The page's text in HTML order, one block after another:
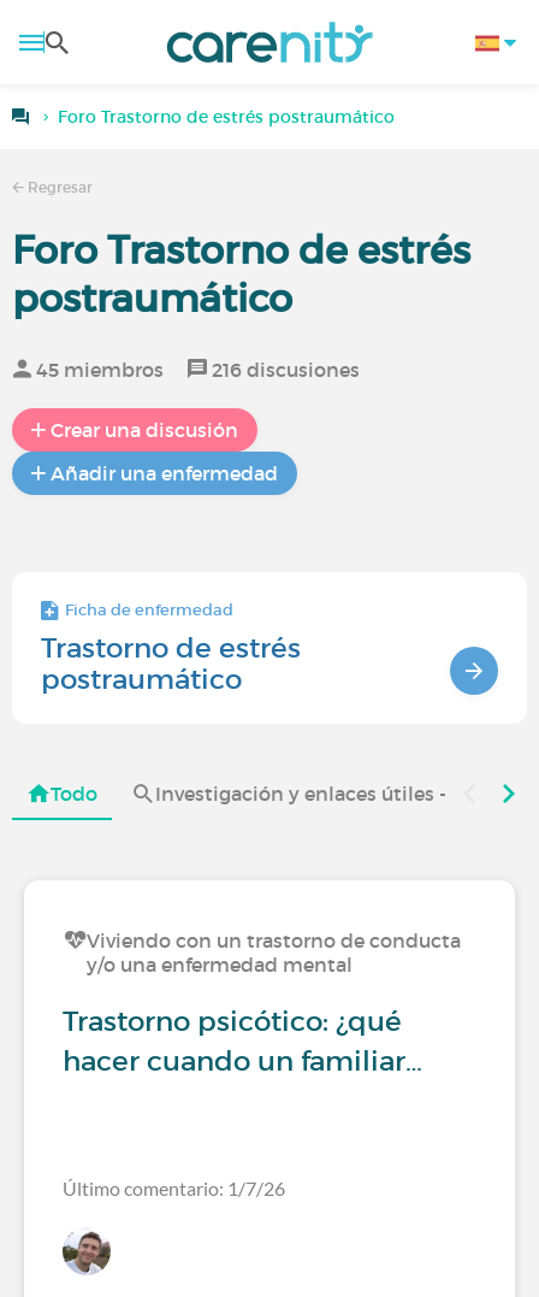
Foro Trastorno de estrés postraumático
Regresar
Foro Trastorno de estrés
postraumático
45 miembros 216 discusiones
Crear una discusión
Añadir una enfermedad
Ficha de enfermedad
Trastorno de estrés
postraumático
Todo Investigación y enlaces útiles -
Viviendo con un trastorno de conducta
y/o una enfermedad mental
Trastorno psicótico: ¿qué
hacer cuando un familiar…
Último comentario: 1/7/26